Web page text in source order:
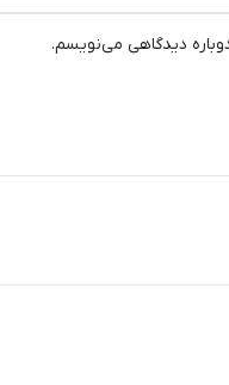
دیدگاهی می‌نویسم.